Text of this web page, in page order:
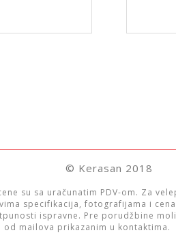
popunu
© Kerasan 2018
su sa uračunatim PDV-om. Za
specifikacija, fotografijama i
ispravne. Pre porudžbine
mailova prikazanim u kontaktima.